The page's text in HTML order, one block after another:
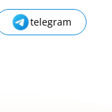
telegram